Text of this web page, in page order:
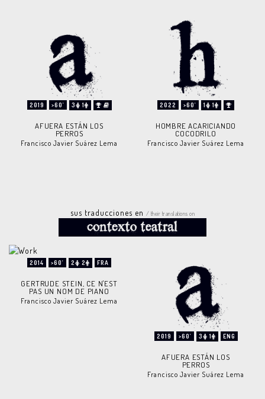
2019 >60' 3 1
AFUERA ESTÁN LOS
PERROS
Francisco Javier Suárez Lema
2022 >60' 1 1
HOMBRE ACARICIANDO
COCODRILO
Francisco Javier Suárez Lema
sus traducciones en / their translations on
2014 >60' 2 2 FRA
GERTRUDE STEIN, CE N'EST
PAS UN NOM DE PIANO
Francisco Javier Suárez Lema
2019 >60' 3 1 ENG
AFUERA ESTÁN LOS
PERROS
Francisco Javier Suárez Lema